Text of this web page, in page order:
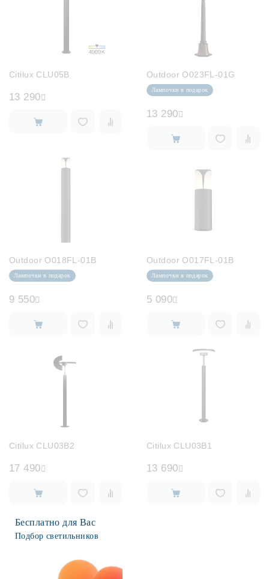
Citilux CLU05B
13 290
Outdoor O023FL-01G
Лампочки в подарок
13 290
Outdoor O018FL-01B
Лампочки в подарок
9 550
Outdoor O017FL-01B
Лампочки в подарок
5 090
Citilux CLU03B2
17 490
Citilux CLU03B1
13 690
Бесплатно для Вас
Подбор светильников